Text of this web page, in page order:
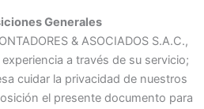
Generales
& ASOCIADOS S.A.C.,
a través de su servicio;
cuidar la privacidad de nuestros
el presente documento para